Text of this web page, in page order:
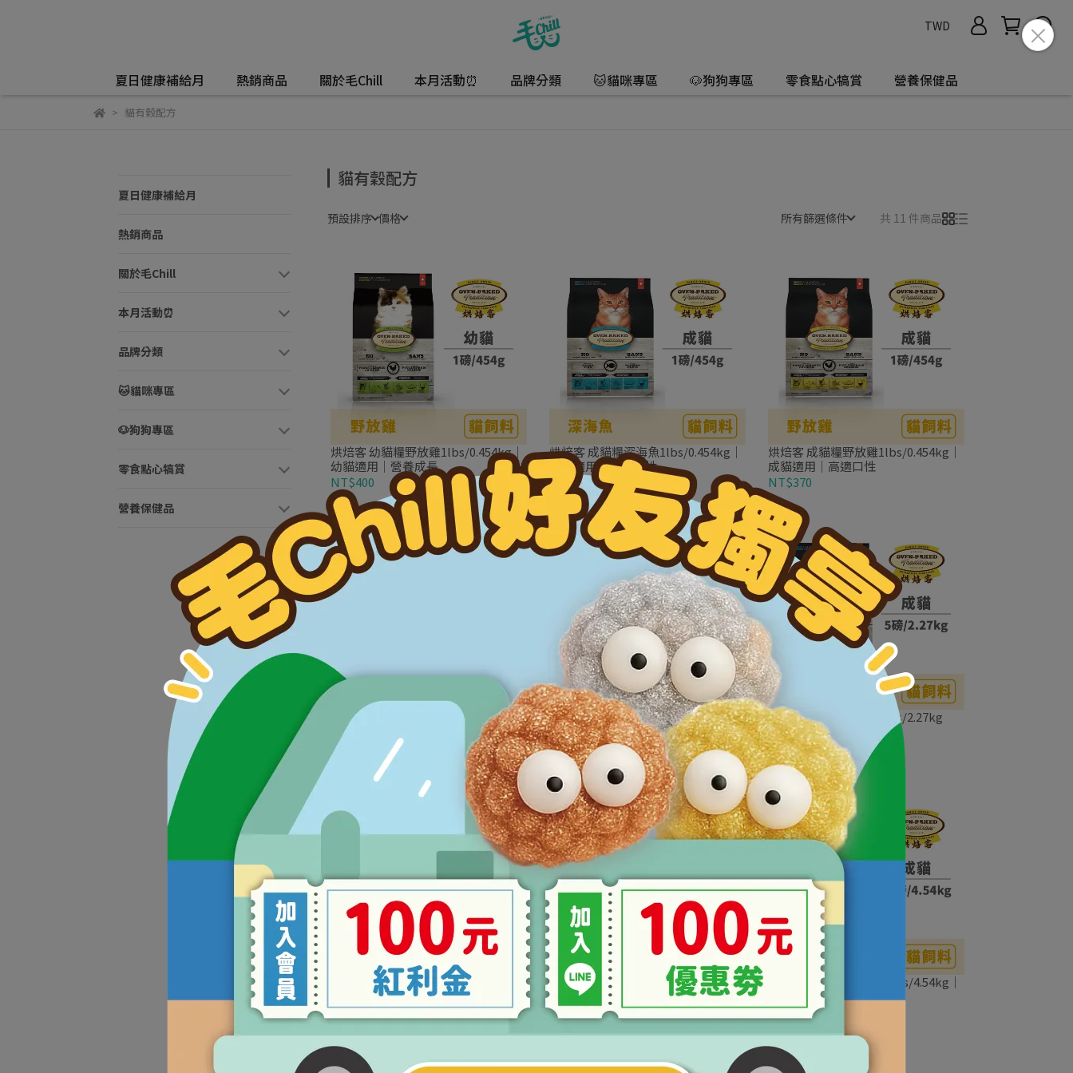
TWD
夏日健康補給月 熱銷商品 關於毛Chill 本月活動⏰ 品牌分類 🐱貓咪專區 🐶狗狗專區 零食點心犒賞 營養保健品
貓有穀配方
夏日健康補給月
熱銷商品
關於毛Chill
本月活動⏰
品牌分類
🐱貓咪專區
🐶狗狗專區
零食點心犒賞
營養保健品
貓有穀配方
預設排序 價格 所有篩選條件 共 11 件商品
烘焙客 幼貓糧野放雞1lbs/0.454kg｜
幼貓適用｜營養成長
NT$400
烘焙客 成貓糧深海魚1lbs/0.454kg｜
成貓適用｜高適口性
NT$370
烘焙客 成貓糧野放雞1lbs/0.454kg｜
成貓適用｜高適口性
NT$370
烘焙客 高齡貓/低脂1lbs/0.454kg｜
體重管理｜高齡貓適用
NT$370
烘焙客 幼貓糧野放雞5lbs/2.27kg
NT$1,610
烘焙客 成貓糧深海魚5lbs/2.27kg
NT$1,326NT$1,560
烘焙客 成貓糧野放雞5lbs/2.27kg
NT$1,326NT$1,560
烘焙客 高齡貓/低脂5lbs/2.27kg
NT$1,326NT$1,560
烘焙客 成貓糧野放雞10lbs/4.54kg｜
成貓適用・高適口性
NT$2,280